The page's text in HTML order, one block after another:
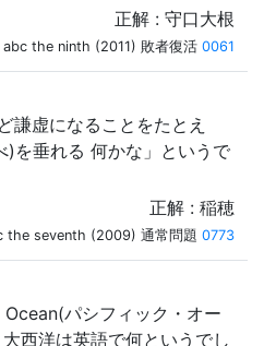
正解 : 守口大根
abc the ninth (2011) 敗者復活 0061
謙虚になることをたとえ
)を垂れる 何かな」というで
正解 : 稲穂
the seventh (2009) 通常問題 0773
パシフィック・オー
西洋は英語で何というでし